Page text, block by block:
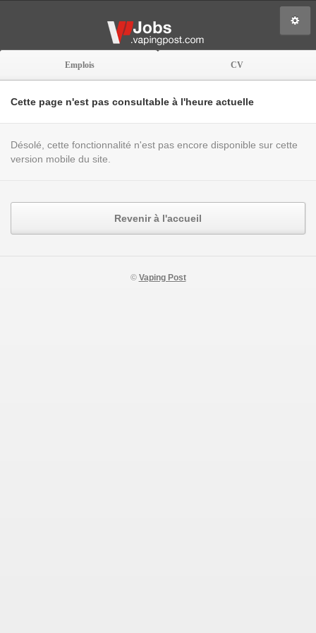
Emplois CV
Cette page n'est pas consultable à l'heure actuelle
Désolé, cette fonctionnalité n'est pas encore disponible sur cette
version mobile du site.
Revenir à l'accueil
© Vaping Post